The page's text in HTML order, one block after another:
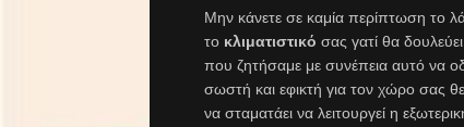
Μην κάνετε σε καμία περίπτωση το
το κλιματιστικό σας γατί θα
που ζητήσαμε με συνέπεια αυτό να
σωστή και εφικτή για τον χώρο σας
να σταματάει να λειτουργεί η